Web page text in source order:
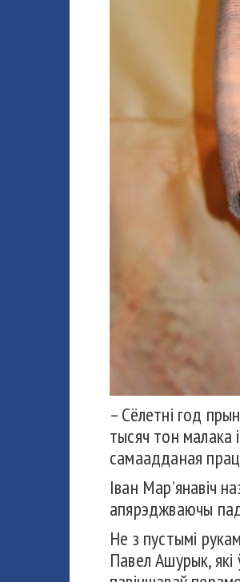
– Сёлетні год
тысяч тон малака
самаадданая
Іван Мар’янавіч
апярэджваючы
Не з пустымі
Павел Ашурык, які